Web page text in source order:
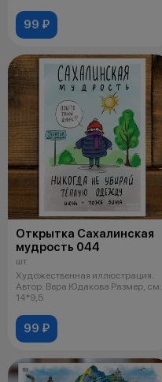
99 ₽
Открытка Сахалинская
мудрость 044
шт
Художественная иллюстрация.
Автор: Вера Юдакова Размер, см:
14*9,5
99 ₽